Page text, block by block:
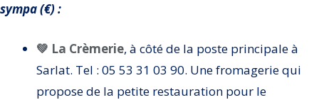
sympa (€) :
💚 La Crèmerie, à côté de la poste principale à
Sarlat. Tel : 05 53 31 03 90. Une fromagerie qui
propose de la petite restauration pour le